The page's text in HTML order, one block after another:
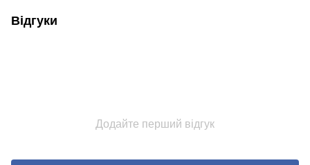
Купити блютуз навушники
Відгуки
Додайте перший відгук